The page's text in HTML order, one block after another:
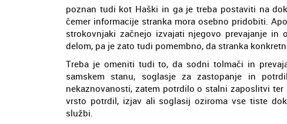
poznan tudi kot Haški in ga je treba postaviti na
čemer informacije stranka mora osebno pridobiti.
strokovnjaki začnejo izvajati njegovo prevajanje
delom, pa je zato tudi pomembno, da stranka
Treba je omeniti tudi to, da sodni tolmači in
samskem stanu, soglasje za zastopanje in
nekaznovanosti, zatem potrdilo o stalni zaposlitvi
vrsto potrdil, izjav ali soglasij oziroma vse tiste
službi.